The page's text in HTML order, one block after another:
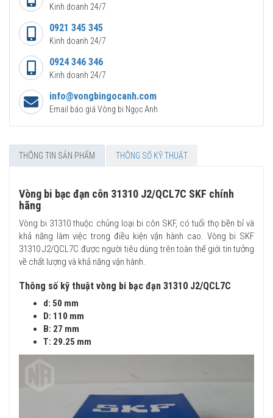
Kinh doanh 24/7
0921 345 345
Kinh doanh 24/7
0924 346 346
Kinh doanh 24/7
info@vongbingocanh.com
Email báo giá Vòng bi Ngọc Anh
THÔNG TIN SẢN PHẨM THÔNG SỐ KỸ THUẬT
Vòng bi bạc đạn côn 31310 J2/QCL7C SKF chính
hãng
Vòng bi 31310 thuộc chủng loại bi côn SKF, có tuổi thọ bền bỉ và
khả năng làm việc trong điều kiện vận hành cao. Vòng bi SKF
31310 J2/QCL7C được người tiêu dùng trên toàn thế giới tin tưởng
về chất lượng và khả năng vận hành.
Thông số kỹ thuật vòng bi bạc đạn 31310 J2/QCL7C
d: 50 mm
D: 110 mm
B: 27 mm
T: 29.25 mm